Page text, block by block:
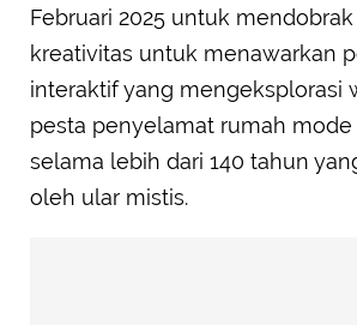
Februari 2025 untuk
kreativitas untuk menawarkan
interaktif yang mengeksplorasi
pesta penyelamat rumah
selama lebih dari 140 tahun
oleh ular mistis.